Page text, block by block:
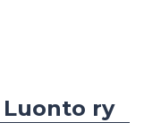
ry